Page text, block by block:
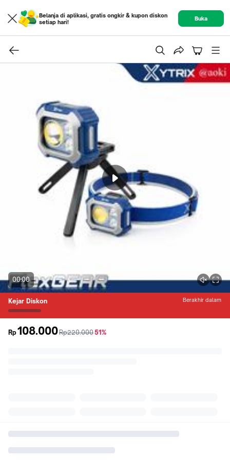
Belanja di aplikasi, gratis ongkir & kupon diskon
setiap hari!
Buka
00:00
Kejar Diskon Berakhir dalam
Rp108.000sebelum
Rp220.000diskon
51%